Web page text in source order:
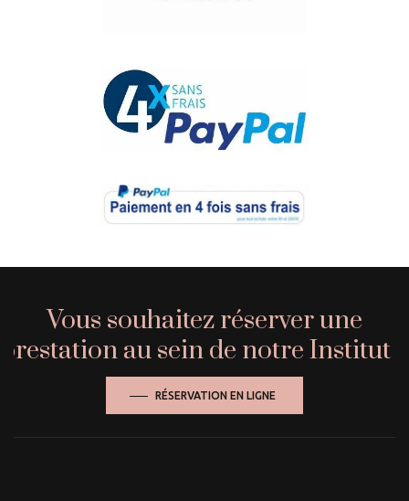
Vous souhaitez réserver une
prestation au sein de notre Institut ?
RÉSERVATION EN LIGNE